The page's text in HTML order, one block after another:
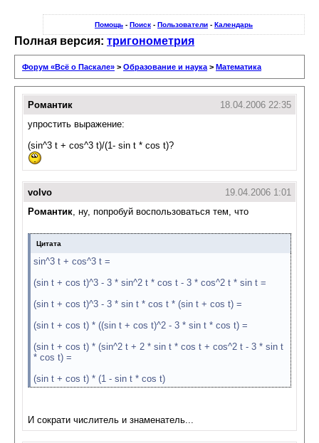
Помощь - Поиск - Пользователи - Календарь
Полная версия: тригонометрия
Форум «Всё о Паскале» > Образование и наука > Математика
Романтик
18.04.2006 22:35
упростить выражение:
(sin^3 t + cos^3 t)/(1- sin t * cos t)?
volvo
19.04.2006 1:01
Романтик, ну, попробуй воспользоваться тем, что
Цитата
sin^3 t + cos^3 t =
(sin t + cos t)^3 - 3 * sin^2 t * cos t - 3 * cos^2 t * sin t =
(sin t + cos t)^3 - 3 * sin t * cos t * (sin t + cos t) =
(sin t + cos t) * ((sin t + cos t)^2 - 3 * sin t * cos t) =
(sin t + cos t) * (sin^2 t + 2 * sin t * cos t + cos^2 t - 3 * sin t
* cos t) =
(sin t + cos t) * (1 - sin t * cos t)
И сократи числитель и знаменатель...